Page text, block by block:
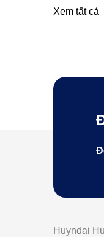
Xem tất cả
Huyndai